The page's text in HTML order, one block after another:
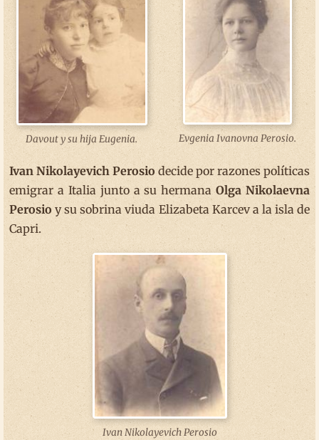
Davout y su hija Eugenia. Evgenia Ivanovna Perosio.
Ivan Nikolayevich Perosio decide por razones políticas
emigrar a Italia junto a su hermanaOlga Nikolaevna
Perosio y su sobrina viuda Elizabeta Karcev a la isla de
Capri.
Ivan Nikolayevich Perosio